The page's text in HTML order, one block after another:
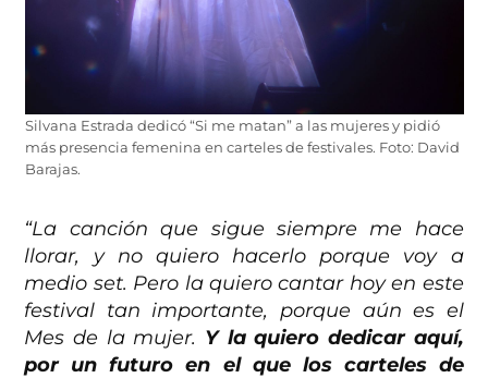
Silvana Estrada dedicó “Si me matan” a las mujeres y pidió
más presencia femenina en carteles de festivales. Foto: David
Barajas.
“La canción que sigue siempre me hace
llorar, y no quiero hacerlo porque voy a
medio set. Pero la quiero cantar hoy en este
festival tan importante, porque aún es el
Mes de la mujer. Y la quiero dedicar aquí,
por un futuro en el que los carteles de